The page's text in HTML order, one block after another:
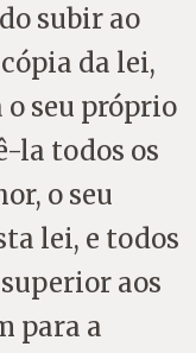
subir ao
da lei,
o seu próprio
la todos os
o seu
lei, e todos
aos
para a